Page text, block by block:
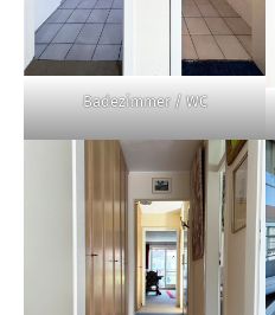
Badezimmer / WC